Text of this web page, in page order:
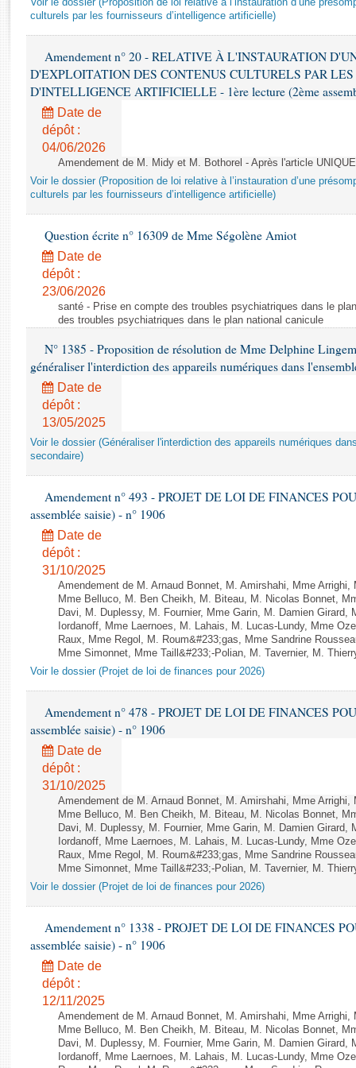
Rapports d'enquête
Rapports législatifs
Baromètre de l’application des lois
Dossiers législatifs
Budget et sécurité sociale
Questions écrites et orales
Comptes rendus des débats
Voir le dossier (Proposition de loi relative à l’instauration d’une
culturels par les fournisseurs d’intelligence artificielle)
Amendement n° 20 - RELATIVE À L'INSTAURATION
D'EXPLOITATION DES CONTENUS CULTURELS PAR LES
D'INTELLIGENCE ARTIFICIELLE - 1ère lecture (2ème
Date de
dépôt :
04/06/2026
Amendement de M. Midy et M. Bothorel - Après l'article
Voir le dossier (Proposition de loi relative à l’instauration d’une
culturels par les fournisseurs d’intelligence artificielle)
Question écrite n° 16309 de Mme Ségolène Amiot
Date de
dépôt :
23/06/2026
santé - Prise en compte des troubles psychiatriques dans le
des troubles psychiatriques dans le plan national canicule
N° 1385 - Proposition de résolution de Mme Delphine
généraliser l'interdiction des appareils numériques dans
Date de
dépôt :
13/05/2025
Voir le dossier (Généraliser l'interdiction des appareils numériques
secondaire)
Amendement n° 493 - PROJET DE LOI DE FINANCES
assemblée saisie) - n° 1906
Date de
dépôt :
31/10/2025
Amendement de M. Arnaud Bonnet, M. Amirshahi, Mme
Mme Belluco, M. Ben Cheikh, M. Biteau, M. Nicolas Bonnet,
Davi, M. Duplessy, M. Fournier, Mme Garin, M. Damien Girard,
Iordanoff, Mme Laernoes, M. Lahais, M. Lucas-Lundy, Mme
Raux, Mme Regol, M. Roum&#233;gas, Mme Sandrine
Mme Simonnet, Mme Taill&#233;-Polian, M. Tavernier, M.
Voir le dossier (Projet de loi de finances pour 2026)
Amendement n° 478 - PROJET DE LOI DE FINANCES
assemblée saisie) - n° 1906
Date de
dépôt :
31/10/2025
Amendement de M. Arnaud Bonnet, M. Amirshahi, Mme
Mme Belluco, M. Ben Cheikh, M. Biteau, M. Nicolas Bonnet,
Davi, M. Duplessy, M. Fournier, Mme Garin, M. Damien Girard,
Iordanoff, Mme Laernoes, M. Lahais, M. Lucas-Lundy, Mme
Raux, Mme Regol, M. Roum&#233;gas, Mme Sandrine
Mme Simonnet, Mme Taill&#233;-Polian, M. Tavernier, M.
Voir le dossier (Projet de loi de finances pour 2026)
Amendement n° 1338 - PROJET DE LOI DE FINANCES
assemblée saisie) - n° 1906
Date de
dépôt :
12/11/2025
Amendement de M. Arnaud Bonnet, M. Amirshahi, Mme
Mme Belluco, M. Ben Cheikh, M. Biteau, M. Nicolas Bonnet,
Davi, M. Duplessy, M. Fournier, Mme Garin, M. Damien Girard,
Iordanoff, Mme Laernoes, M. Lahais, M. Lucas-Lundy, Mme